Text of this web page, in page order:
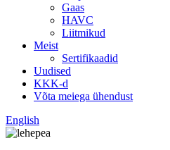
Gaas
HAVC
Liitmikud
Meist
Sertifikaadid
Uudised
KKK-d
Võta meiega ühendust
English